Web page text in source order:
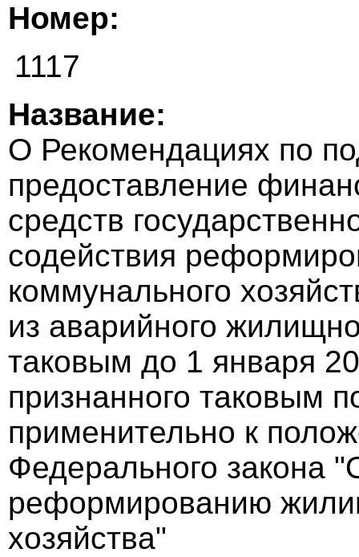
Номер:
1117
Название:
О Рекомендациях по
предоставление
средств
содействия
коммунального
из аварийного
таковым до 1 января
признанного таковым
применительно к
Федерального закона
реформированию
хозяйства"